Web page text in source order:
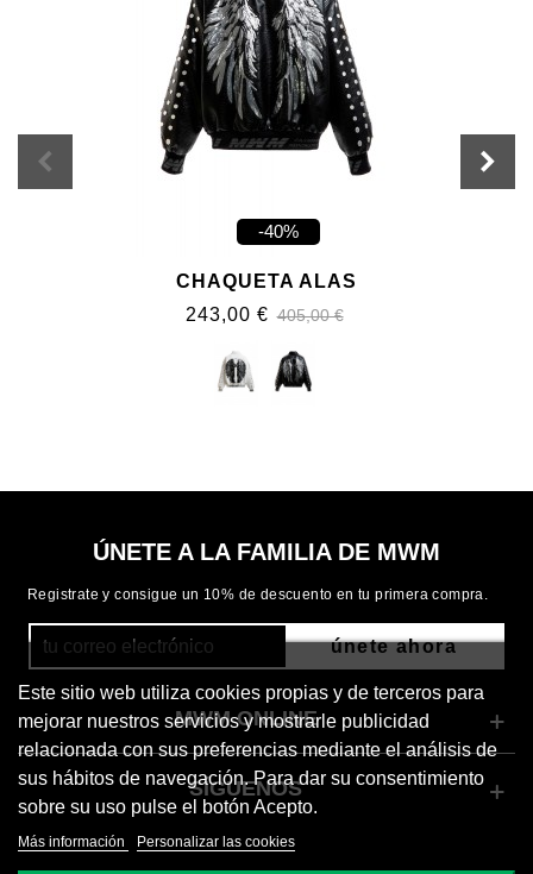
-40%
CHAQUETA ALAS
243,00 € 405,00 €
ÚNETE A LA FAMILIA DE MWM
Registrate y consigue un 10% de descuento en tu primera compra.
únete ahora
Este sitio web utiliza cookies propias y de terceros para
mejorar nuestros servicios y mostrarle publicidad
relacionada con sus preferencias mediante el análisis de
sus hábitos de navegación. Para dar su consentimiento
sobre su uso pulse el botón Acepto.
Más información Personalizar las cookies
MWM ONLINE
SÍGUENOS